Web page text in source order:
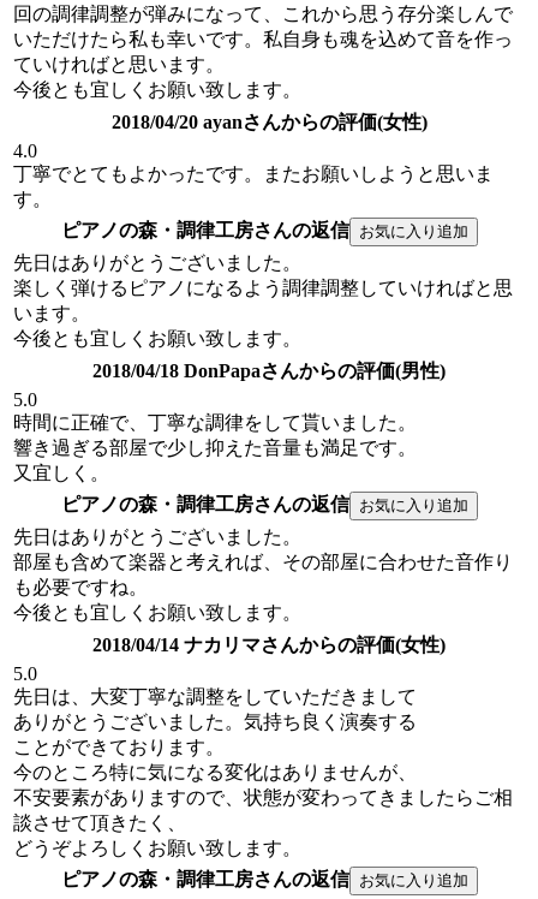
回の調律調整が弾みになって、これから思う存分楽しんで
いただけたら私も幸いです。私自身も魂を込めて音を作っ
ていければと思います。
今後とも宜しくお願い致します。
2018/04/20 ayanさんからの評価(女性)
4.0
丁寧でとてもよかったです。またお願いしようと思いま
す。
ピアノの森・調律工房さんの返信
先日はありがとうございました。
楽しく弾けるピアノになるよう調律調整していければと思
います。
今後とも宜しくお願い致します。
2018/04/18 DonPapaさんからの評価(男性)
5.0
時間に正確で、丁寧な調律をして貰いました。
響き過ぎる部屋で少し抑えた音量も満足です。
又宜しく。
ピアノの森・調律工房さんの返信
先日はありがとうございました。
部屋も含めて楽器と考えれば、その部屋に合わせた音作り
も必要ですね。
今後とも宜しくお願い致します。
2018/04/14 ナカリマさんからの評価(女性)
5.0
先日は、大変丁寧な調整をしていただきまして
ありがとうございました。気持ち良く演奏する
ことができております。
今のところ特に気になる変化はありませんが、
不安要素がありますので、状態が変わってきましたらご相
談させて頂きたく、
どうぞよろしくお願い致します。
ピアノの森・調律工房さんの返信